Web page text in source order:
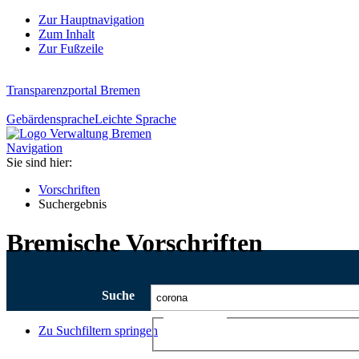
Zur Hauptnavigation
Zum Inhalt
Zur Fußzeile
Transparenzportal Bremen
GebärdenspracheLeichte Sprache
Navigation
Sie sind hier:
Vorschriften
Suchergebnis
Bremische Vorschriften
Suche
Zu Suchfiltern springen